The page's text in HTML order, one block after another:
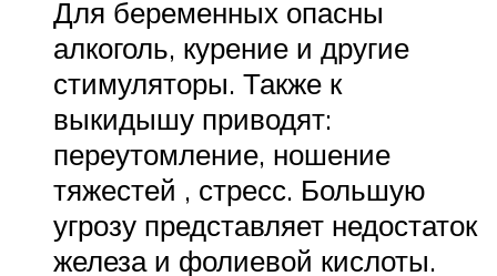
Для беременных опасны
алкоголь, курение и другие
стимуляторы. Также к
выкидышу приводят:
переутомление, ношение
тяжестей , стресс. Большую
угрозу представляет недостаток
железа и фолиевой кислоты.